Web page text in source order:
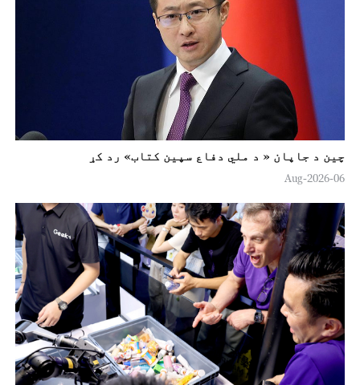
چين د جاپان « د ملي دفاع سپين کتاب» رد کړ
06-Aug-2026